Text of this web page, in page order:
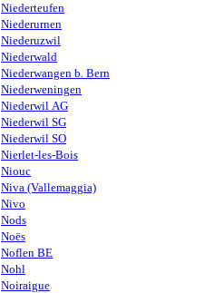
Niederteufen
Niederurnen
Niederuzwil
Niederwald
Niederwangen b. Bern
Niederweningen
Niederwil AG
Niederwil SG
Niederwil SO
Nierlet-les-Bois
Niouc
Niva (Vallemaggia)
Nivo
Nods
Noës
Noflen BE
Nohl
Noiraigue